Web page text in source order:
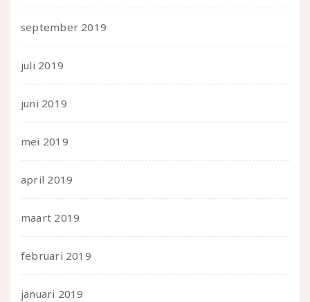
september 2019
juli 2019
juni 2019
mei 2019
april 2019
maart 2019
februari 2019
januari 2019